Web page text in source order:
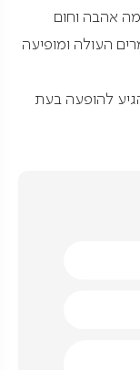
אהבה וחום
העולה ומופיעה
להופעה בעת